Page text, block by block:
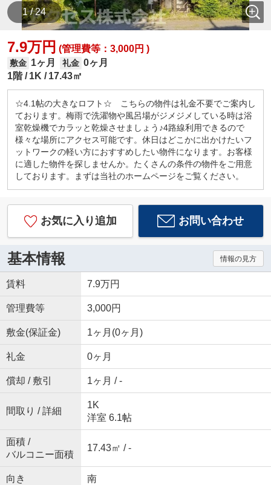
1 / 24
7.9万円 (管理費等：3,000円 )
敷金 1ヶ月 礼金 0ヶ月
1階
1K 17.43㎡
☆4.1帖の大きなロフト☆ こちらの物件は礼金不要でご案内し
ております。梅雨で洗濯物や風呂場がジメジメしている時は浴
室乾燥機でカラッと乾燥させましょう♪4路線利用できるので
様々な場所にアクセス可能です。休日はどこかに出かけたいフ
ットワークの軽い方におすすめしたい物件になります。お客様
に適した物件を探しませんか。たくさんの条件の物件をご用意
しております。まずは当社のホームページをご覧ください。
お気に入り追加 お問い合わせ
基本情報 情報の見方
賃料 7.9万円
管理費等 3,000円
敷金(保証金) 1ヶ月(0ヶ月)
礼金 0ヶ月
償却 / 敷引 1ヶ月 / -
間取り / 詳細
1K
洋室 6.1帖
面積 /
バルコニー面積
17.43㎡ / -
向き 南